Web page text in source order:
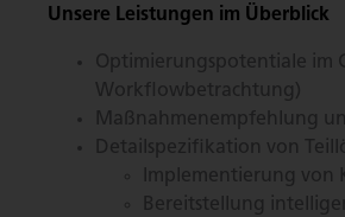
Unsere Leistungen im Überblick
Optimierungspotentiale im
Workflowbetrachtung)
Maßnahmenempfehlung
Detailspezifikation von
Implementierung von
Bereitstellung